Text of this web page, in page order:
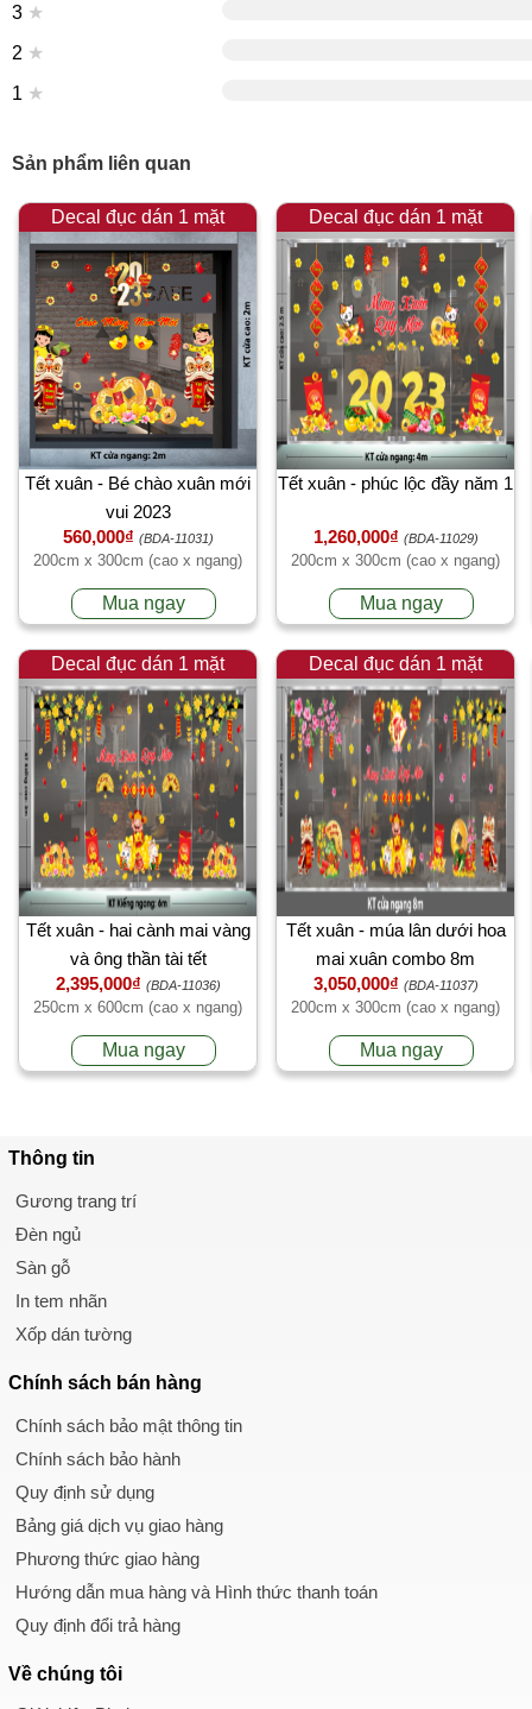
3 ★
2 ★
1 ★
Sản phẩm liên quan
Decal đục dán 1 mặt
Tết xuân - Bé chào xuân mới
vui 2023
560,000₫ (BDA-11031)
200cm x 300cm (cao x ngang)
Mua ngay
Decal đục dán 1 mặt
Tết xuân - phúc lộc đầy năm 1
1,260,000₫ (BDA-11029)
200cm x 300cm (cao x ngang)
Mua ngay
Decal đục dán 1 mặt
Tết xuân - hai cành mai vàng
và ông thần tài tết
2,395,000₫ (BDA-11036)
250cm x 600cm (cao x ngang)
Mua ngay
Decal đục dán 1 mặt
Tết xuân - múa lân dưới hoa
mai xuân combo 8m
3,050,000₫ (BDA-11037)
200cm x 300cm (cao x ngang)
Mua ngay
Thông tin
Gương trang trí
Đèn ngủ
Sàn gỗ
In tem nhãn
Xốp dán tường
Chính sách bán hàng
Chính sách bảo mật thông tin
Chính sách bảo hành
Quy định sử dụng
Bảng giá dịch vụ giao hàng
Phương thức giao hàng
Hướng dẫn mua hàng và Hình thức thanh toán
Quy định đổi trả hàng
Về chúng tôi